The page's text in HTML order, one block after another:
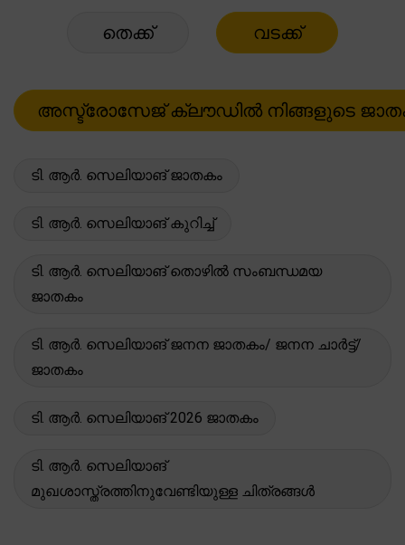
തെക്ക് വടക്ക്
ടി. ആർ. സെലിയാങ് ജാതകം
ടി. ആർ. സെലിയാങ് കുറിച്ച്
ടി. ആർ. സെലിയാങ് തൊഴിൽ സംബന്ധമയ
ജാതകം
ടി. ആർ. സെലിയാങ് ജനന ജാതകം/ ജനന ചാർട്ട്/
ജാതകം
ടി. ആർ. സെലിയാങ് 2026 ജാതകം
ടി. ആർ. സെലിയാങ്
മുഖശാസ്ത്രത്തിനുവേണ്ടിയുള്ള ചിത്രങ്ങൾ